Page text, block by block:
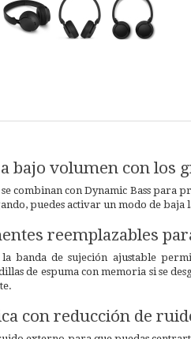
bajo volumen con los
combinan con Dynamic Bass
puedes activar un modo de
reemplazables
banda de sujeción ajustable
de espuma con memoria si se
con reducción de